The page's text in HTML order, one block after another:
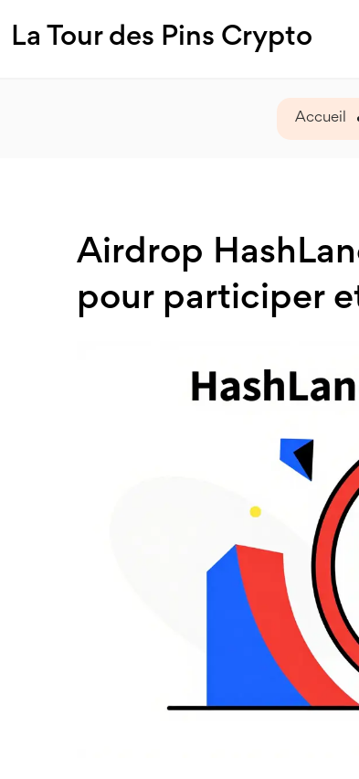
La Tour des Pins Crypto
Accueil
Airdrop
pour participer